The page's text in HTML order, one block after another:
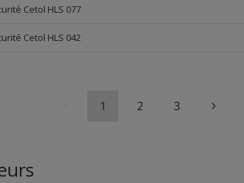
Cetol HLS 077
Cetol HLS 042
1 2 3